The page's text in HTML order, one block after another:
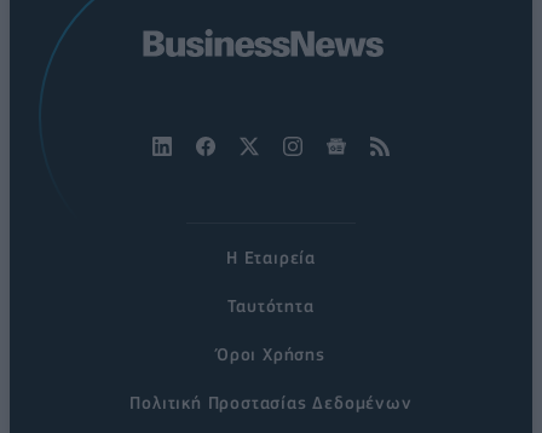
Η Εταιρεία
Ταυτότητα
Όροι Χρήσης
Πολιτική Προστασίας Δεδομένων